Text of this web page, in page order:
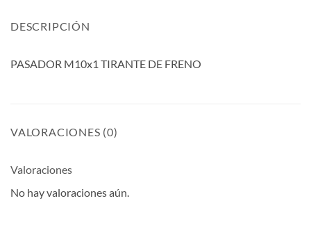
DESCRIPCIÓN
PASADOR M10x1 TIRANTE DE FRENO
VALORACIONES (0)
Valoraciones
No hay valoraciones aún.